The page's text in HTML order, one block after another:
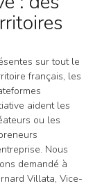
sur tout le
français, les
aident les
ou les
Nous
demandé à
Villata, Vice-